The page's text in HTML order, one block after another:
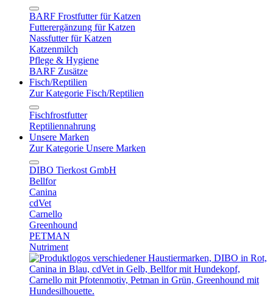
BARF Frostfutter für Katzen
Futterergänzung für Katzen
Nassfutter für Katzen
Katzenmilch
Pflege & Hygiene
BARF Zusätze
Fisch/Reptilien
Zur Kategorie Fisch/Reptilien
Fischfrostfutter
Reptiliennahrung
Unsere Marken
Zur Kategorie Unsere Marken
DIBO Tierkost GmbH
Bellfor
Canina
cdVet
Carnello
Greenhound
PETMAN
Nutriment